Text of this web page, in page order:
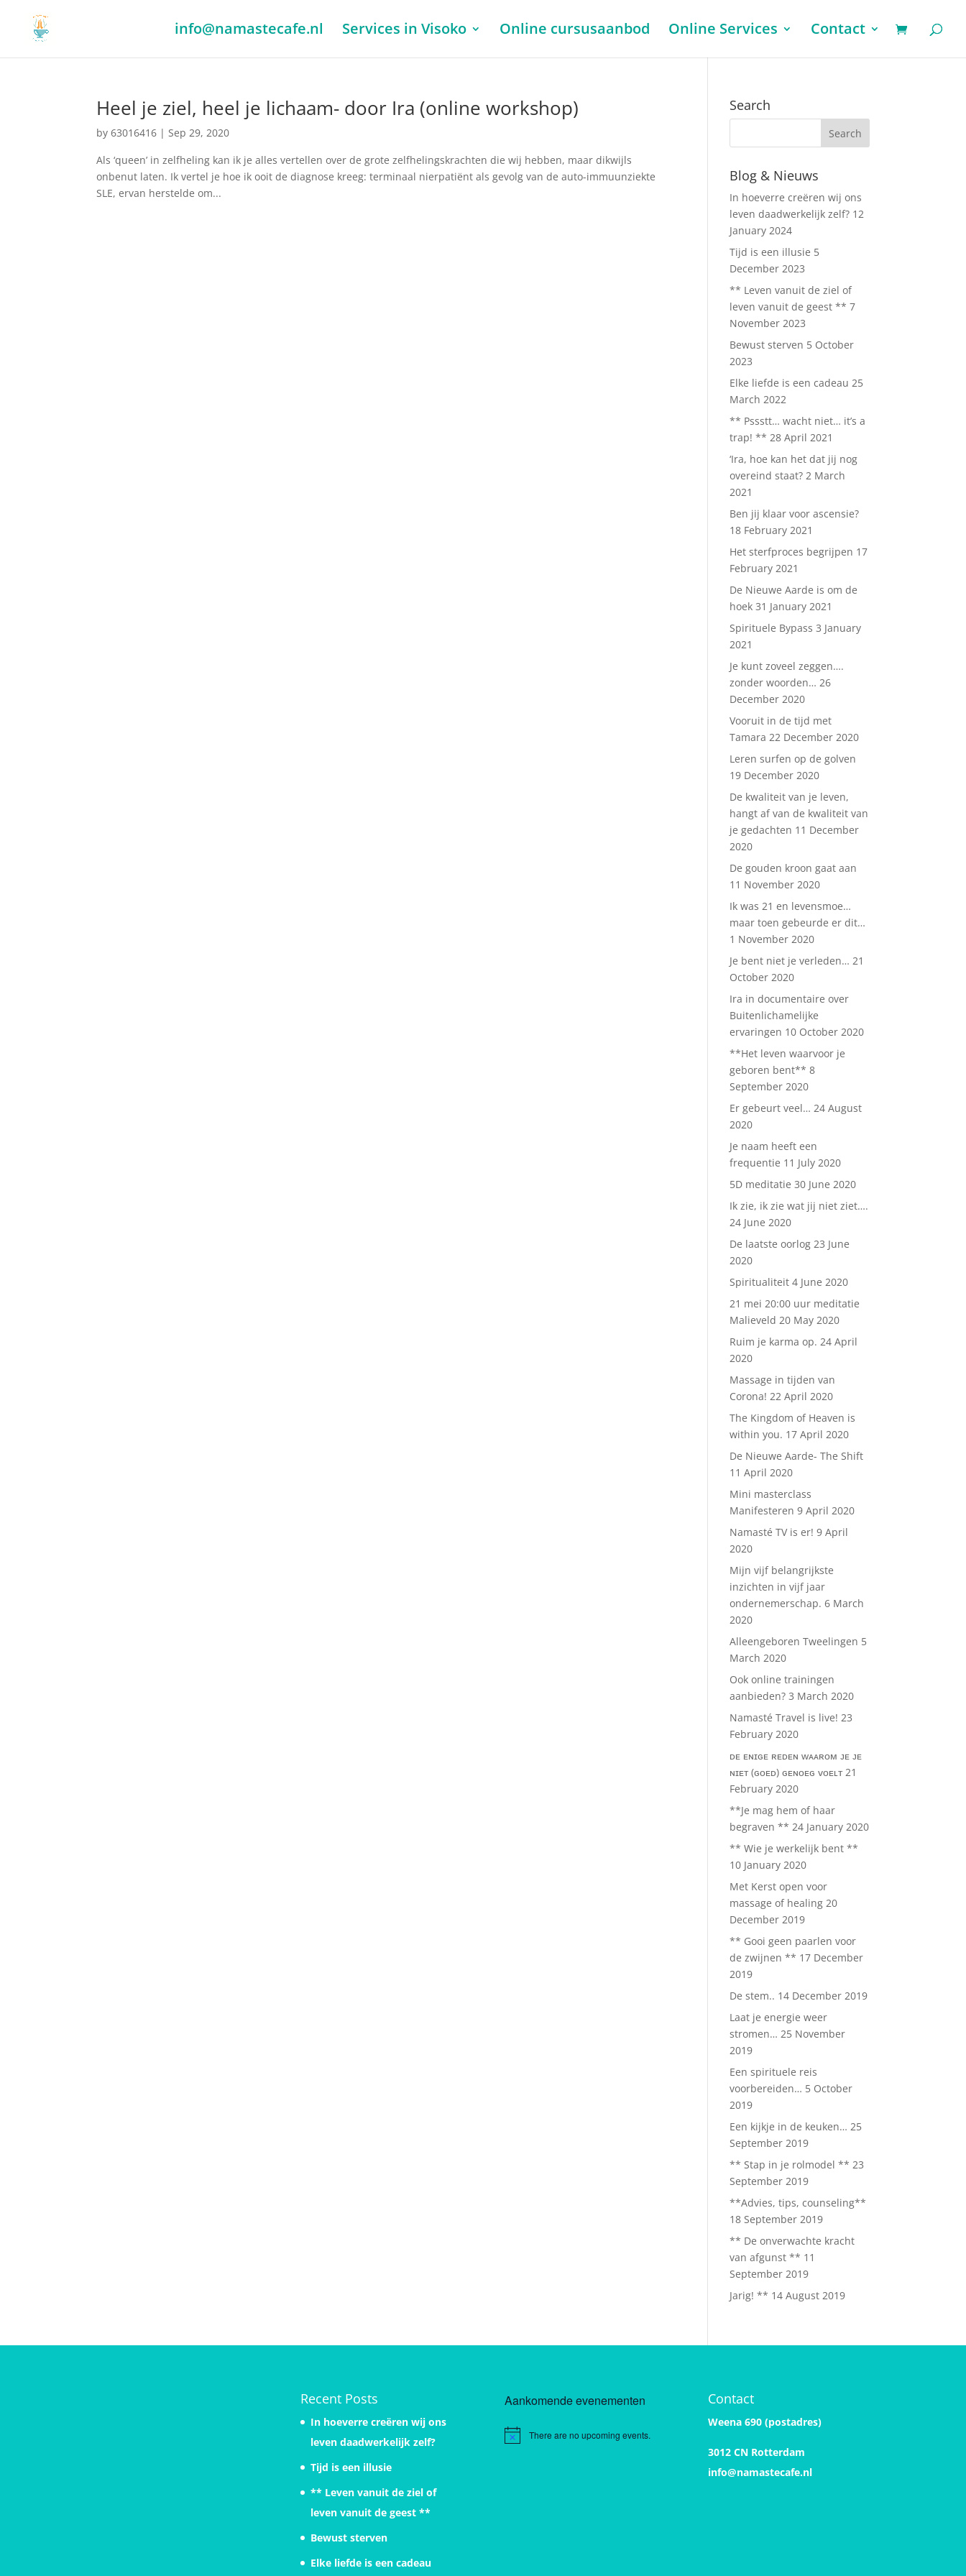
info@namastecafe.nl Services in Visoko Online cursusaanbod Online Services Contact
Heel je ziel, heel je lichaam- door Ira (online workshop)
by63016416 |Sep 29, 2020
Als ‘queen’ in zelfheling kan ik je alles vertellen over de grote zelfhelingskrachten die wij hebben, maar dikwijls
onbenut laten. Ik vertel je hoe ik ooit de diagnose kreeg: terminaal nierpatiënt als gevolg van de auto-immuunziekte
SLE, ervan herstelde om...
Search
Blog & Nieuws
In hoeverre creëren wij ons
leven daadwerkelijk zelf? 12
January 2024
Tijd is een illusie 5
December 2023
** Leven vanuit de ziel of
leven vanuit de geest ** 7
November 2023
Bewust sterven 5 October
2023
Elke liefde is een cadeau 25
March 2022
** Pssstt… wacht niet… it’s a
trap! ** 28 April 2021
‘Ira, hoe kan het dat jij nog
overeind staat? 2 March
2021
Ben jij klaar voor ascensie?
18 February 2021
Het sterfproces begrijpen 17
February 2021
De Nieuwe Aarde is om de
hoek 31 January 2021
Spirituele Bypass 3 January
2021
Je kunt zoveel zeggen….
zonder woorden… 26
December 2020
Vooruit in de tijd met
Tamara 22 December 2020
Leren surfen op de golven
19 December 2020
De kwaliteit van je leven,
hangt af van de kwaliteit van
je gedachten 11 December
2020
De gouden kroon gaat aan
11 November 2020
Ik was 21 en levensmoe…
maar toen gebeurde er dit…
1 November 2020
Je bent niet je verleden… 21
October 2020
Ira in documentaire over
Buitenlichamelijke
ervaringen 10 October 2020
**Het leven waarvoor je
geboren bent** 8
September 2020
Er gebeurt veel… 24 August
2020
Je naam heeft een
frequentie 11 July 2020
5D meditatie 30 June 2020
Ik zie, ik zie wat jij niet ziet….
24 June 2020
De laatste oorlog 23 June
2020
Spiritualiteit 4 June 2020
21 mei 20:00 uur meditatie
Malieveld 20 May 2020
Ruim je karma op. 24 April
2020
Massage in tijden van
Corona! 22 April 2020
The Kingdom of Heaven is
within you. 17 April 2020
De Nieuwe Aarde- The Shift
11 April 2020
Mini masterclass
Manifesteren 9 April 2020
Namasté TV is er! 9 April
2020
Mijn vijf belangrijkste
inzichten in vijf jaar
ondernemerschap. 6 March
2020
Alleengeboren Tweelingen 5
March 2020
Ook online trainingen
aanbieden? 3 March 2020
Namasté Travel is live! 23
February 2020
ᴅᴇ ᴇɴɪɢᴇ ʀᴇᴅᴇɴ ᴡᴀᴀʀᴏᴍ ᴊᴇ ᴊᴇ
ɴɪᴇᴛ (ɢᴏᴇᴅ) ɢᴇɴᴏᴇɢ ᴠᴏᴇʟᴛ 21
February 2020
**Je mag hem of haar
begraven ** 24 January 2020
** Wie je werkelijk bent **
10 January 2020
Met Kerst open voor
massage of healing 20
December 2019
** Gooi geen paarlen voor
de zwijnen ** 17 December
2019
De stem.. 14 December 2019
Laat je energie weer
stromen… 25 November
2019
Een spirituele reis
voorbereiden… 5 October
2019
Een kijkje in de keuken… 25
September 2019
** Stap in je rolmodel ** 23
September 2019
**Advies, tips, counseling**
18 September 2019
** De onverwachte kracht
van afgunst ** 11
September 2019
Jarig! ** 14 August 2019
Recent Posts
In hoeverre creëren wij ons
leven daadwerkelijk zelf?
Tijd is een illusie
** Leven vanuit de ziel of
leven vanuit de geest **
Bewust sterven
Elke liefde is een cadeau
Aankomende evenementen
Notice There are no upcoming events.
Contact
Weena 690 (postadres)
3012 CN Rotterdam
info@namastecafe.nl